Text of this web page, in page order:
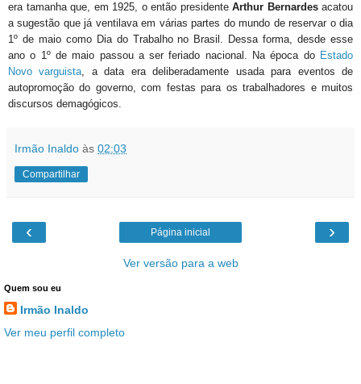
era tamanha que, em 1925, o então presidente Arthur Bernardesacatou
a sugestão que já ventilava em várias partes do mundo de reservar o dia
1º de maio como Dia do Trabalho no Brasil. Dessa forma, desde esse
ano o 1º de maio passou a ser feriado nacional. Na época do Estado
Novo varguista, a data era deliberadamente usada para eventos de
autopromoção do governo, com festas para os trabalhadores e muitos
discursos demagógicos.
Irmão Inaldo às 02:03
Compartilhar
‹ ›
Página inicial
Ver versão para a web
Quem sou eu
Irmão Inaldo
Ver meu perfil completo